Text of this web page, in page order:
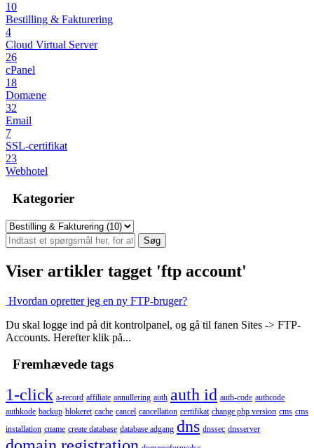
10
Bestilling & Fakturering
4
Cloud Virtual Server
26
cPanel
18
Domæne
32
Email
7
SSL-certifikat
23
Webhotel
Kategorier
Viser artikler tagget 'ftp account'
Hvordan opretter jeg en ny FTP-bruger?
Du skal logge ind på dit kontrolpanel, og gå til fanen Sites -> FTP-
Accounts. Herefter klik på...
Fremhævede tags
1-click a-record affiliate annullering auth auth id auth-code authcode
authkode backup blokeret cache cancel cancellation certifikat change php version cms cms
installation cname create database database adgang dns dnssec dnsserver